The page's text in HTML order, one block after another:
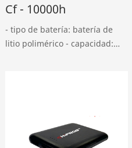
Cf - 10000h
- tipo de batería: batería de
litio polimérico - capacidad: